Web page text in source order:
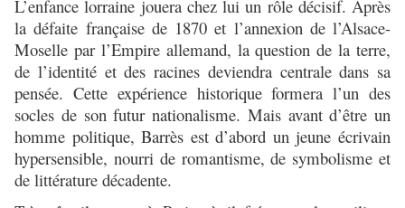
L’enfance lorraine jouera chez lui un rôle décisif. Après
la défaite française de 1870 et l’annexion de l’Alsace-
Moselle par l’Empire allemand, la question de la terre,
de l’identité et des racines deviendra centrale dans sa
pensée. Cette expérience historique formera l’un des
socles de son futur nationalisme. Mais avant d’être un
homme politique, Barrès est d’abord un jeune écrivain
hypersensible, nourri de romantisme, de symbolisme et
de littérature décadente.